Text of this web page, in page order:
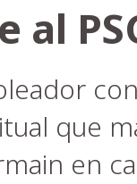
al
que
en